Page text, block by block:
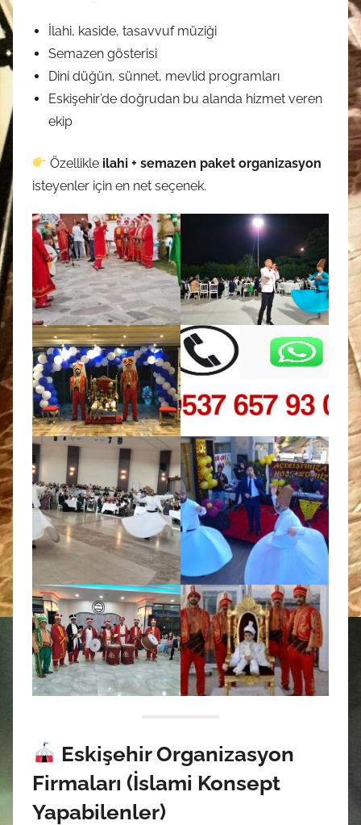
İlahi, kaside, tasavvuf müziği
Semazen gösterisi
Dini düğün, sünnet, mevlid programları
Eskişehir’de doğrudan bu alanda hizmet veren
ekip
Özellikle ilahi + semazen paket organizasyon
isteyenler için en net seçenek.
Eskişehir Organizasyon
Firmaları (İslami Konsept
Yapabilenler)